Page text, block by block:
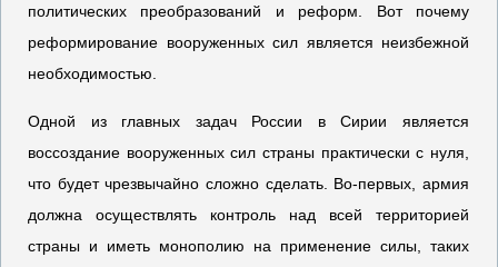
политических преобразований и реформ. Вот почему
реформирование вооруженных сил является неизбежной
необходимостью.
Одной из главных задач России в Сирии является
воссоздание вооруженных сил страны практически с нуля,
что будет чрезвычайно сложно сделать. Во-первых, армия
должна осуществлять контроль над всей территорией
страны и иметь монополию на применение силы, таких